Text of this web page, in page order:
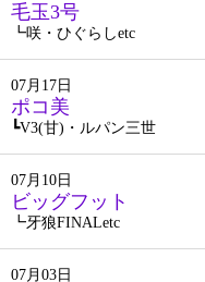
毛玉3号
┗咲・ひぐらしetc
07月17日
ポコ美
┗V3(甘)・ルパン三世
07月10日
ビッグフット
┗牙狼FINALetc
07月03日